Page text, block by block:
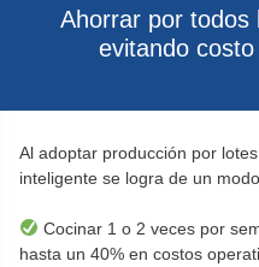
Ahorrar por todos
evitando
Al adoptar producción por
inteligente se logra de un
Cocinar 1 o 2 veces por
hasta un 40% en costos